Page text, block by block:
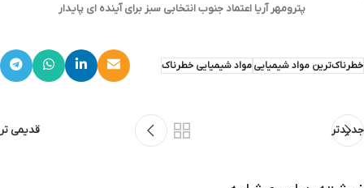
پترومهر آریا اعتماد جنوب انتخابی سبز برای آینده ای پایدار
خطرناک‌ترین مواد شیمیاییمواد شیمیایی خطرناک
جدیدتر قدیمی تر